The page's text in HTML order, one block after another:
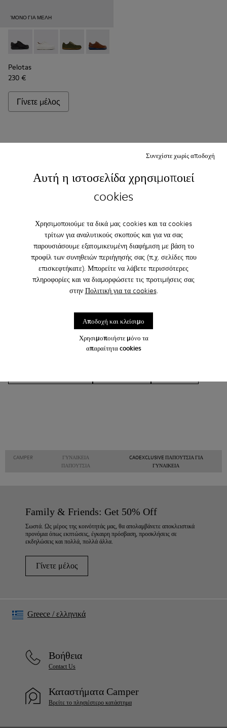
Αυτή η ιστοσελίδα χρησιμοποιεί
cookies
Χρησιμοποιούμε τα δικά μας cookies και τα cookies
τρίτων για αναλυτικούς σκοπούς και για να σας
παρουσιάσουμε εξατομικευμένη διαφήμιση με βάση το
προφίλ των συνηθειών περιήγησής σας (π.χ. σελίδες που
επισκεφτήκατε). Μπορείτε να λάβετε περισσότερες
πληροφορίες και να διαμορφώσετε τις προτιμήσεις σας
στην Πολιτική για τα cookies.
Χρησιμοποιήστε μόνο τα
απαραίτητα cookies
Συνεχίστε χωρίς αποδοχή
Αποδοχή και κλείσιμο
'ΜΌΝΟ ΓΙΑ ΜΈΛΗ
Pelotas - 27205-314
Pelotas - 27205-315
Pelotas - 27205-999-C045
Pelotas - 27205-282
Pelotas
230 €
Γίνετε μέλος
Άλλες Κατηγορίες
Μη δερμάτινα
Μπαλαρίνες
Μοκασίνια Clogs
Χωρίς τακούνι
Casual παπούτσια
Casual παπούτσια
CAMPER
ΓΥΝΑΙΚΕΊΑ
ΠΑΠΟΎΤΣΙΑ
CAOEXCLUSIVE ΠΑΠΟΎΤΣΙΑ ΓΙΑ
ΓΥΝΑΙΚΕΊΑ
Family & Friends: Get 50% Off
Σωστά. Ως μέρος της κοινότητάς μας, θα απολαμβάνετε αποκλειστικά
προνόμια όπως εκπτώσεις, έγκαιρη πρόσβαση, προσκλήσεις σε
εκδηλώσεις και πολλά, πολλά άλλα.
Γίνετε μέλος
Βοήθεια
Contact Us
Καταστήματα Camper
Βρείτε το πλησιέστερο κατάστημα
Greece /ελληνικά